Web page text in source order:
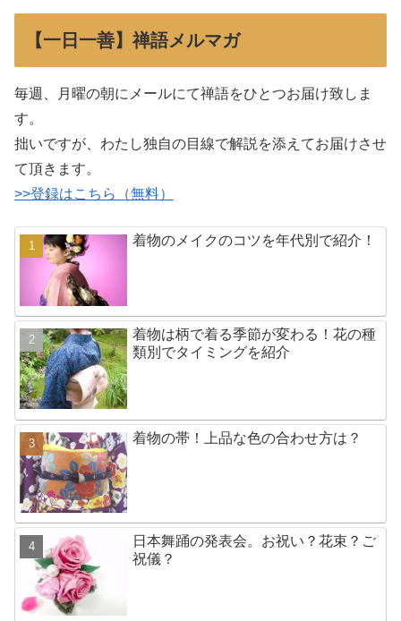
【一日一善】禅語メルマガ
毎週、月曜の朝にメールにて禅語をひとつお届け致しま
す。
拙いですが、わたし独自の目線で解説を添えてお届けさせ
て頂きます。
>>登録はこちら（無料）
着物のメイクのコツを年代別で紹介！
着物は柄で着る季節が変わる！花の種
類別でタイミングを紹介
着物の帯！上品な色の合わせ方は？
日本舞踊の発表会。お祝い？花束？ご
祝儀？